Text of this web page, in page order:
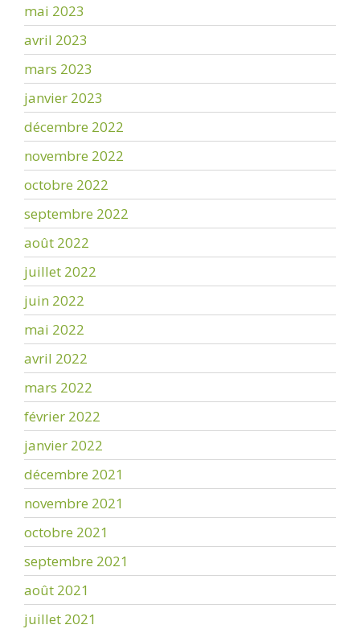
mai 2023
avril 2023
mars 2023
janvier 2023
décembre 2022
novembre 2022
octobre 2022
septembre 2022
août 2022
juillet 2022
juin 2022
mai 2022
avril 2022
mars 2022
février 2022
janvier 2022
décembre 2021
novembre 2021
octobre 2021
septembre 2021
août 2021
juillet 2021